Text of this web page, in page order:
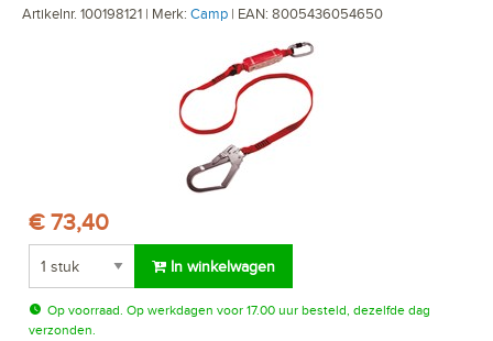
Artikelnr. 100198121 | Merk: Camp | EAN: 8005436054650
€ 73,40
In winkelwagen
Op voorraad. Op werkdagen voor 17.00 uur besteld, dezelfde dag
verzonden.